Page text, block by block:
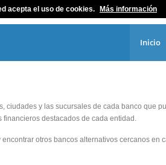
Inicio
ciudades y las sucursales de cada banco que
destacados de cada entidad.
otros bancos alternativos cercanos en
acepta el uso de cookies. Más información